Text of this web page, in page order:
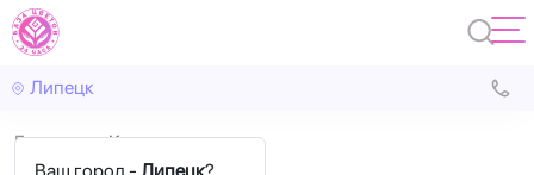
Липецк
Главная Красные